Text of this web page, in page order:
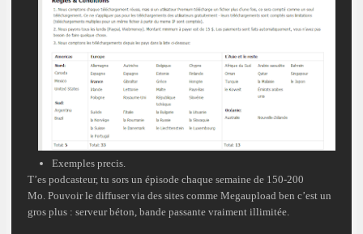
Exemples precis.
T’es podcasteur, tu sors un épisode chaque semaine de 150-200
Mo. Pouvoir le diffuser via des sites comme Megaupload ben c’est un
gros plus : serveur béton, bande passante vraiment illimitée.